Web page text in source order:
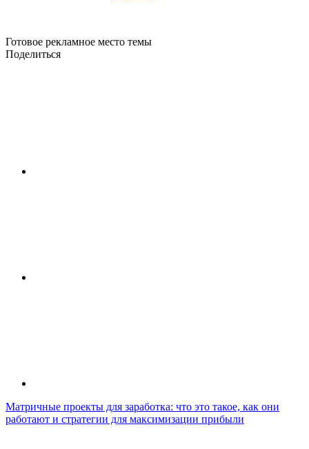
Готовое рекламное место темы
Поделиться
Матричные проекты для заработка: что это такое, как они
работают и стратегии для максимизации прибыли